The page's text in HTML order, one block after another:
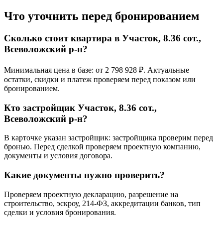
Что уточнить перед бронированием
Сколько стоит квартира в Участок, 8.36 сот.,
Всеволожский р-н?
Минимальная цена в базе: от 2 798 928 ₽. Актуальные
остатки, скидки и платеж проверяем перед показом или
бронированием.
Кто застройщик Участок, 8.36 сот.,
Всеволожский р-н?
В карточке указан застройщик: застройщика проверим перед
бронью. Перед сделкой проверяем проектную компанию,
документы и условия договора.
Какие документы нужно проверить?
Проверяем проектную декларацию, разрешение на
строительство, эскроу, 214-ФЗ, аккредитации банков, тип
сделки и условия бронирования.